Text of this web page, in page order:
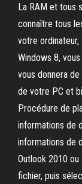
La RAM et tous
connaître tous
votre ordinateur,
Windows 8,
vous donnera
de votre PC et
Procédure de
informations de
informations de
Outlook 2010
fichier, puis